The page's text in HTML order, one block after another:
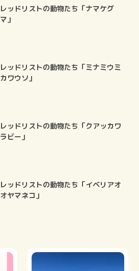
レッドリストの動物たち「ナマケグ
マ」
レッドリストの動物たち「ミナミウミ
カワウソ」
レッドリストの動物たち「クアッカワ
ラビー」
レッドリストの動物たち「イベリアオ
オヤマネコ」